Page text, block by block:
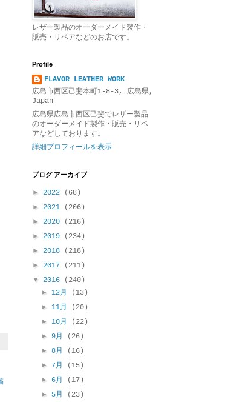
レザー製品のオーダーメイド製作・
販売・リペアなどのお店です。
Profile
FLAVOR LEATHER WORK
広島市西区己斐本町1-8-3, 広島県,
Japan
広島県広島市西区己斐でレザー製品
のオーダーメイド製作・販売・リペ
アなどしております。
詳細プロフィールを表示
ブログ アーカイブ
► 2022
(68)
► 2021
(206)
► 2020
(216)
► 2019
(234)
► 2018
(218)
► 2017
(211)
▼ 2016
(240)
►12月
(13)
►11月
(20)
►10月
(22)
►9月
(26)
►8月
(16)
► 7月
(15)
► 6月
(17)
► 5月
(23)